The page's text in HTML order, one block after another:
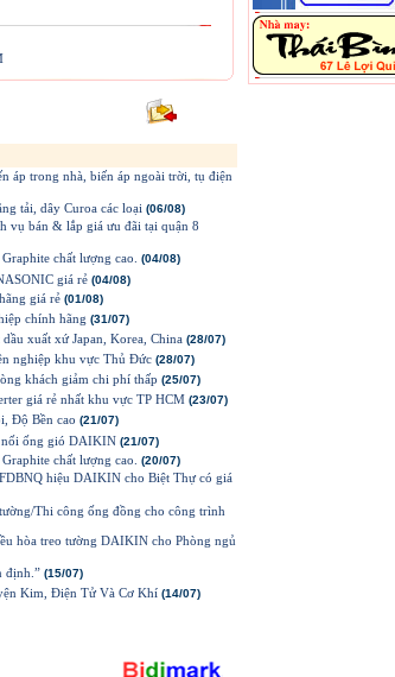
áp trong nhà, biến áp ngoài trời, tụ điện
tải, dây Curoa các loại (06/08)
vụ bán & lắp giá ưu đãi tại quận 8
chất lượng cao. (04/08)
giá rẻ (04/08)
giá rẻ (01/08)
chính hãng (31/07)
xuất xứ Japan, Korea, China (28/07)
nghiệp khu vực Thủ Đức (28/07)
khách giảm chi phí thấp (25/07)
giá rẻ nhất khu vực TP HCM (23/07)
Độ Bền cao (21/07)
nối ống gió DAIKIN (21/07)
chất lượng cao. (20/07)
hiệu DAIKIN cho Biệt Thự có giá
Thi công ống đồng cho công trình
hòa treo tường DAIKIN cho Phòng ngủ
định.” (15/07)
Kim, Điện Tử Và Cơ Khí (14/07)